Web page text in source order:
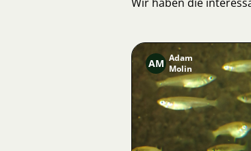
Bild
AM Adam
Molin